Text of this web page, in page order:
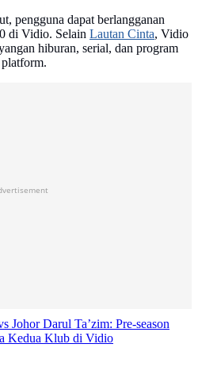
pengguna dapat berlangganan
di Vidio. Selain Lautan Cinta, Vidio
hiburan, serial, dan program
Johor Darul Ta’zim: Pre-season
Kedua Klub di Vidio